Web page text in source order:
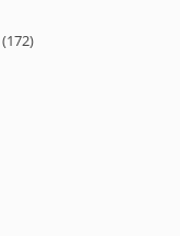
(172)